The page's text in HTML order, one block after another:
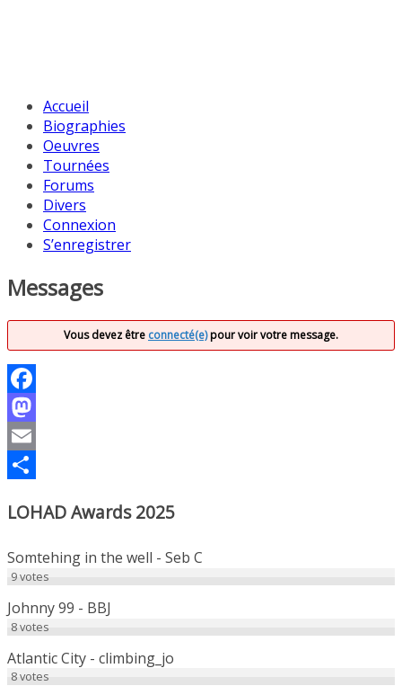
Accueil
Biographies
Oeuvres
Tournées
Forums
Divers
Connexion
S’enregistrer
Messages
Vous devez être connecté(e)pour voir votre message.
Facebook
Mastodon
Email
LOHAD Awards 2025
Somtehing in the well - Seb C
9votes
Johnny 99 - BBJ
8votes
Atlantic City - climbing_jo
8votes